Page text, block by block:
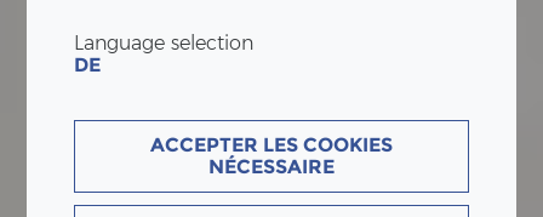
Language selection
DE
ACCEPTER LES COOKIES
NÉCESSAIRE